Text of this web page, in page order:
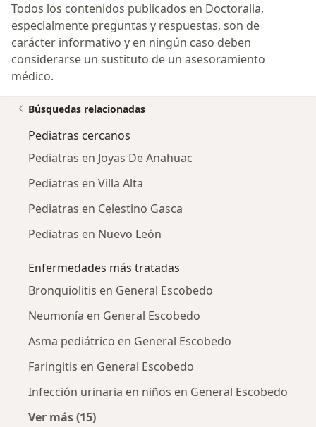
Todos los contenidos publicados en Doctoralia,
especialmente preguntas y respuestas, son de
carácter informativo y en ningún caso deben
considerarse un sustituto de un asesoramiento
médico.
Búsquedas relacionadas
Pediatras cercanos
Pediatras en Joyas De Anahuac
Pediatras en Villa Alta
Pediatras en Celestino Gasca
Pediatras en Nuevo León
Enfermedades más tratadas
Bronquiolitis en General Escobedo
Neumonía en General Escobedo
Asma pediátrico en General Escobedo
Faringitis en General Escobedo
Infección urinaria en niños en General Escobedo
Ver más (15)